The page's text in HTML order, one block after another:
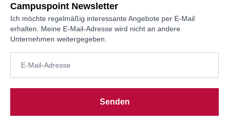
Campuspoint Newsletter
Ich möchte regelmäßig interessante Angebote per E-Mail
erhalten. Meine E-Mail-Adresse wird nicht an andere
Unternehmen weitergegeben.
Senden